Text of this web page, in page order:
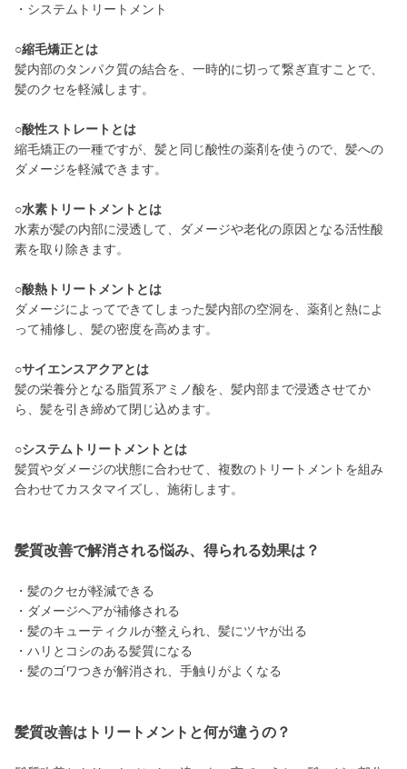
・システムトリートメント
○縮毛矯正とは
髪内部のタンパク質の結合を、一時的に切って繋ぎ直すことで、
髪のクセを軽減します。
○酸性ストレートとは
縮毛矯正の一種ですが、髪と同じ酸性の薬剤を使うので、髪への
ダメージを軽減できます。
○水素トリートメントとは
水素が髪の内部に浸透して、ダメージや老化の原因となる活性酸
素を取り除きます。
○酸熱トリートメントとは
ダメージによってできてしまった髪内部の空洞を、薬剤と熱によ
って補修し、髪の密度を高めます。
○サイエンスアクアとは
髪の栄養分となる脂質系アミノ酸を、髪内部まで浸透させてか
ら、髪を引き締めて閉じ込めます。
○システムトリートメントとは
髪質やダメージの状態に合わせて、複数のトリートメントを組み
合わせてカスタマイズし、施術します。
髪質改善で解消される悩み、得られる効果は？
・髪のクセが軽減できる
・ダメージヘアが補修される
・髪のキューティクルが整えられ、髪にツヤが出る
・ハリとコシのある髪質になる
・髪のゴワつきが解消され、手触りがよくなる
髪質改善はトリートメントと何が違うの？